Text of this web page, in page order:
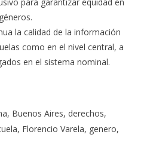
la calidad de la información
como en el nivel central, a
en el sistema nominal.
, Buenos Aires, derechos,
, Florencio Varela, genero,